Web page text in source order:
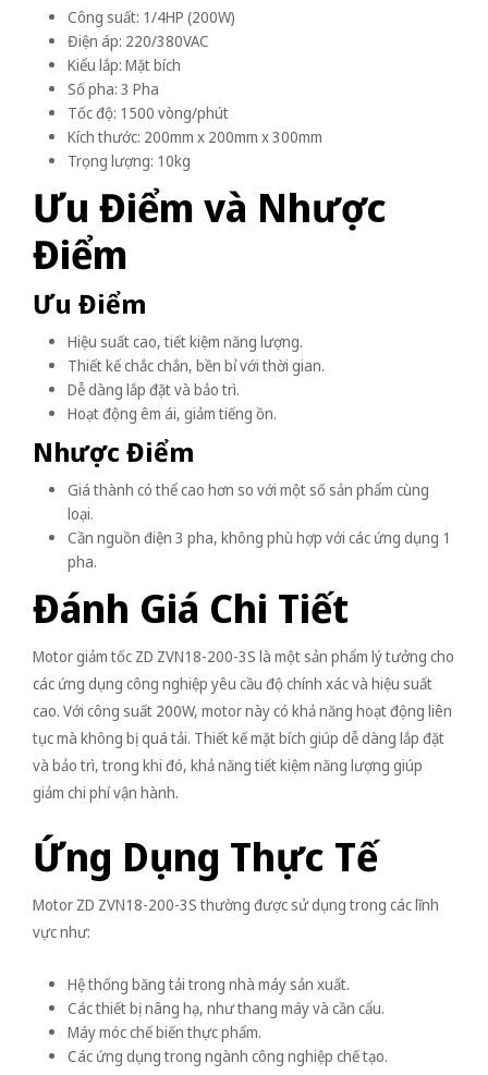
Công suất: 1/4HP (200W)
Điện áp: 220/380VAC
Kiểu lắp: Mặt bích
Số pha: 3 Pha
Tốc độ: 1500 vòng/phút
Kích thước: 200mm x 200mm x 300mm
Trọng lượng: 10kg
Ưu Điểm và Nhược
Điểm
Ưu Điểm
Hiệu suất cao, tiết kiệm năng lượng.
Thiết kế chắc chắn, bền bỉ với thời gian.
Dễ dàng lắp đặt và bảo trì.
Hoạt động êm ái, giảm tiếng ồn.
Nhược Điểm
Giá thành có thể cao hơn so với một số sản phẩm cùng
loại.
Cần nguồn điện 3 pha, không phù hợp với các ứng dụng 1
pha.
Đánh Giá Chi Tiết
Motor giảm tốc ZD ZVN18-200-3S là một sản phẩm lý tưởng cho
các ứng dụng công nghiệp yêu cầu độ chính xác và hiệu suất
cao. Với công suất 200W, motor này có khả năng hoạt động liên
tục mà không bị quá tải. Thiết kế mặt bích giúp dễ dàng lắp đặt
và bảo trì, trong khi đó, khả năng tiết kiệm năng lượng giúp
giảm chi phí vận hành.
Ứng Dụng Thực Tế
Motor ZD ZVN18-200-3S thường được sử dụng trong các lĩnh
vực như:
Hệ thống băng tải trong nhà máy sản xuất.
Các thiết bị nâng hạ, như thang máy và cần cẩu.
Máy móc chế biến thực phẩm.
Các ứng dụng trong ngành công nghiệp chế tạo.